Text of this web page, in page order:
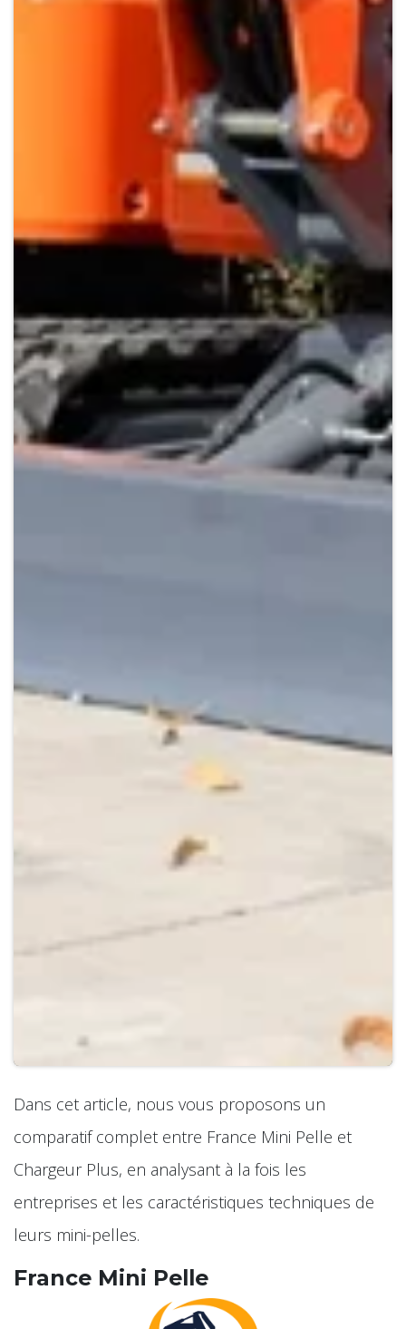
Dans cet article, nous vous proposons un
comparatif complet entre France Mini Pelle et
Chargeur Plus, en analysant à la fois les
entreprises et les caractéristiques techniques de
leurs mini-pelles.
France Mini Pelle